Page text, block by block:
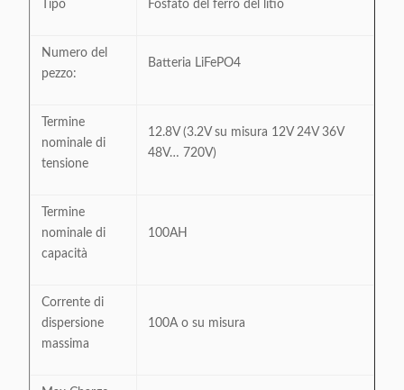
Tipo Fosfato del ferro del litio
Numero del
pezzo:
Batteria LiFePO4
Termine
nominale di
tensione
12.8V (3.2V su misura 12V 24V 36V
48V… 720V)
Termine
nominale di
capacità
100AH
Corrente di
dispersione
massima
100A o su misura